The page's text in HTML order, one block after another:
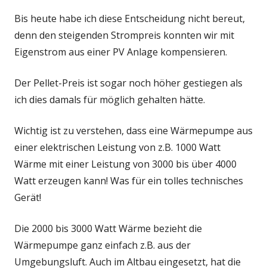
Bis heute habe ich diese Entscheidung nicht bereut,
denn den steigenden Strompreis konnten wir mit
Eigenstrom aus einer PV Anlage kompensieren.
Der Pellet-Preis ist sogar noch höher gestiegen als
ich dies damals für möglich gehalten hätte.
Wichtig ist zu verstehen, dass eine Wärmepumpe aus
einer elektrischen Leistung von z.B. 1000 Watt
Wärme mit einer Leistung von 3000 bis über 4000
Watt erzeugen kann! Was für ein tolles technisches
Gerät!
Die 2000 bis 3000 Watt Wärme bezieht die
Wärmepumpe ganz einfach z.B. aus der
Umgebungsluft. Auch im Altbau eingesetzt, hat die